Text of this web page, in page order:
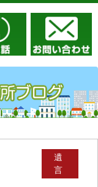
遺
言